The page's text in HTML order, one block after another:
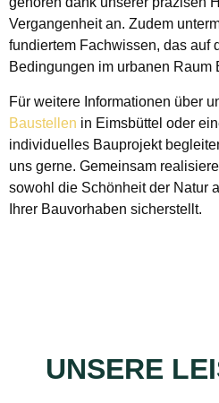
Vergangenheit an. Zudem
fundiertem Fachwissen, das auf
Bedingungen im urbanen Raum
Für weitere Informationen über
Baustellen in Eimsbüttel oder
individuelles Bauprojekt
uns gerne. Gemeinsam
sowohl die Schönheit der Natur
Ihrer Bauvorhaben sicherstellt.
UNSERE